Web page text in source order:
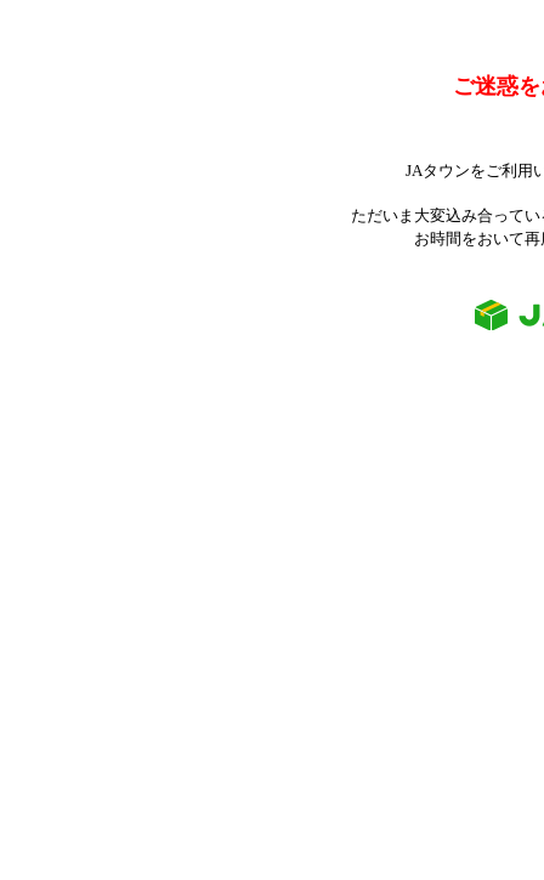
ご迷惑
JAタウンをご利用
ただいま大変込み合って
お時間をおいて